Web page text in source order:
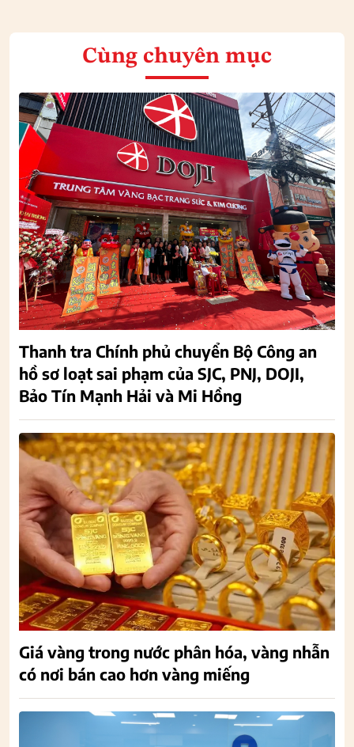
Cùng chuyên mục
Thanh tra Chính phủ chuyển Bộ Công an
hồ sơ loạt sai phạm của SJC, PNJ, DOJI,
Bảo Tín Mạnh Hải và Mi Hồng
Giá vàng trong nước phân hóa, vàng nhẫn
có nơi bán cao hơn vàng miếng